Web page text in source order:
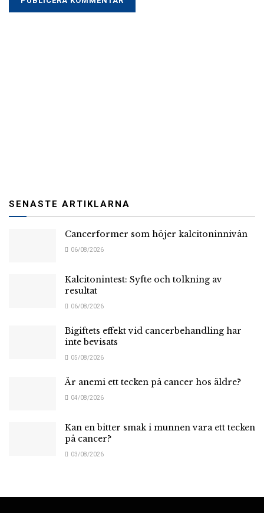
SENASTE ARTIKLARNA
Cancerformer som höjer kalcitoninnivån
06/08/2026
Kalcitonintest: Syfte och tolkning av
resultat
06/08/2026
Bigiftets effekt vid cancerbehandling har
inte bevisats
05/08/2026
Är anemi ett tecken på cancer hos äldre?
04/08/2026
Kan en bitter smak i munnen vara ett tecken
på cancer?
03/08/2026